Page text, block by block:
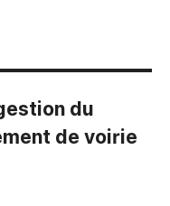
ET GÉOLOGIE
du
de voirie